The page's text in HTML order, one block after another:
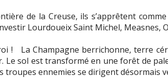
de la Creuse, ils s’apprêtent
Lourdoueix Saint Michel, Measnes,
!
La Champagne berrichonne, terre
Le sol est transformé en une forêt de
ennemies se dirigent désormais